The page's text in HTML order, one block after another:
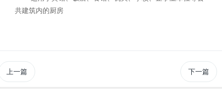
共建筑内的厨房
上一篇 下一篇